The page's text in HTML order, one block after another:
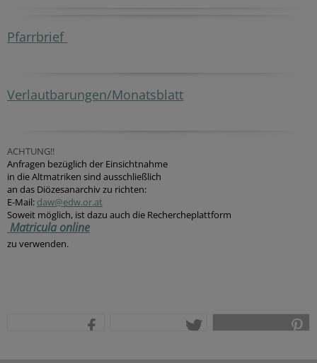
Pfarrbrief
Verlautbarungen/Monatsblatt
ACHTUNG!!
Anfragen bezüglich der Einsichtnahme
in die Altmatriken sind ausschließlich
an das Diözesanarchiv zu richten:
E-Mail: daw@edw.or.at
Soweit möglich, ist dazu auch die Rechercheplattform
Matricula online
zu verwenden.